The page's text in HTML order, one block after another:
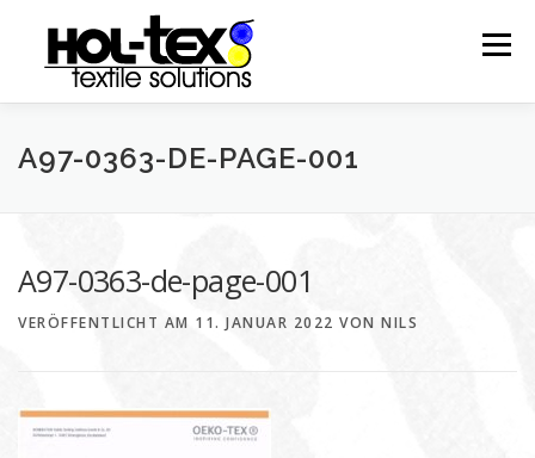
springen
Menü
UNTERNEHMEN PRODUKTE PRODUKTION
A97-0363-DE-PAGE-001
A97-0363-de-page-001
VERÖFFENTLICHT AM 11. JANUAR 2022 VON NILS